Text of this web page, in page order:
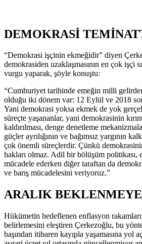
DEMOKRASİ
“Demokrasi işçinin ekmeğidir” diyen
demokrasiden uzaklaşmasının en çok işçi
vurgu yaparak, şöyle konuştu:
“Cumhuriyet tarihinde emeğin milli
olduğu iki dönem var: 12 Eylül ve 2018
Yani demokrasi yoksa ekmek de yok
süreçte yaşananlar, yani demokrasinin
kaldırılması, denge denetleme
güçler ayrılığının ve bağımsız yargının
çok önemli süreçlerdir. Çünkü
hakları olmaz. Adil bir bölüşüm politikası,
mücadele ederken diğer taraftan da
ve barış mücadelesini veriyoruz.”
ARALIK
Hükümetin hedeflenen enflasyon
belirlemesini eleştiren Çerkezoğlu, bu
başından itibaren kayıpla yaşamasına yol